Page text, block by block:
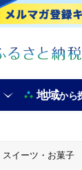
地域から
スイーツ・お菓子